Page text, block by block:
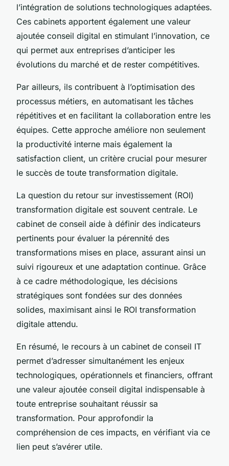
l’intégration de solutions technologiques adaptées.
Ces cabinets apportent également une valeur
ajoutée conseil digital en stimulant l’innovation, ce
qui permet aux entreprises d’anticiper les
évolutions du marché et de rester compétitives.
Par ailleurs, ils contribuent à l’optimisation des
processus métiers, en automatisant les tâches
répétitives et en facilitant la collaboration entre les
équipes. Cette approche améliore non seulement
la productivité interne mais également la
satisfaction client, un critère crucial pour mesurer
le succès de toute transformation digitale.
La question du retour sur investissement (ROI)
transformation digitale est souvent centrale. Le
cabinet de conseil aide à définir des indicateurs
pertinents pour évaluer la pérennité des
transformations mises en place, assurant ainsi un
suivi rigoureux et une adaptation continue. Grâce
à ce cadre méthodologique, les décisions
stratégiques sont fondées sur des données
solides, maximisant ainsi le ROI transformation
digitale attendu.
En résumé, le recours à un cabinet de conseil IT
permet d’adresser simultanément les enjeux
technologiques, opérationnels et financiers, offrant
une valeur ajoutée conseil digital indispensable à
toute entreprise souhaitant réussir sa
transformation. Pour approfondir la
compréhension de ces impacts, en vérifiant via ce
lien peut s’avérer utile.